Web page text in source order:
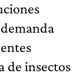
de insectos